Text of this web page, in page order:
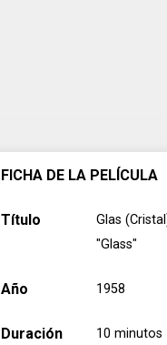
FICHA DE LA PELÍCULA
Título
Glas
"Glass"
Año 1958
Duración 10 minutos